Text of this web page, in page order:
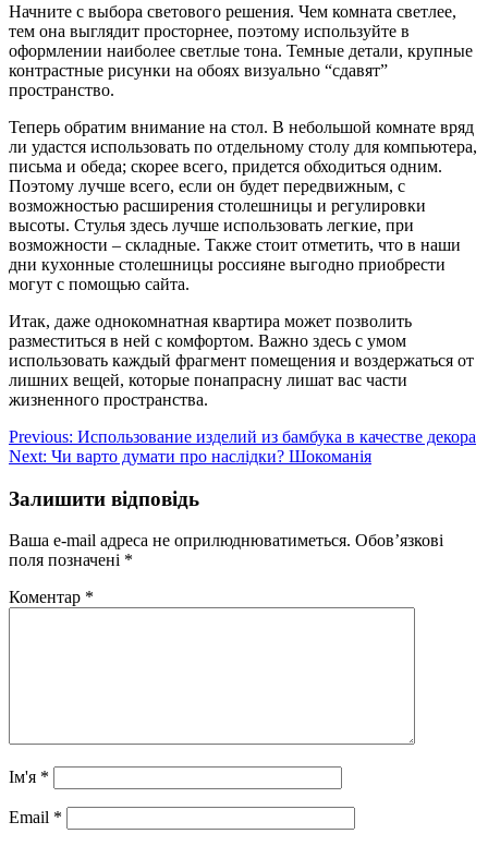
Начните с выбора светового решения. Чем комната светлее,
тем она выглядит просторнее, поэтому используйте в
оформлении наиболее светлые тона. Темные детали, крупные
контрастные рисунки на обоях визуально “сдавят”
пространство.
Теперь обратим внимание на стол. В небольшой комнате вряд
ли удастся использовать по отдельному столу для компьютера,
письма и обеда; скорее всего, придется обходиться одним.
Поэтому лучше всего, если он будет передвижным, с
возможностью расширения столешницы и регулировки
высоты. Стулья здесь лучше использовать легкие, при
возможности – складные. Также стоит отметить, что в наши
дни кухонные столешницы россияне выгодно приобрести
могут с помощью сайта.
Итак, даже однокомнатная квартира может позволить
разместиться в ней с комфортом. Важно здесь с умом
использовать каждый фрагмент помещения и воздержаться от
лишних вещей, которые понапрасну лишат вас части
жизненного пространства.
Навігація
записів
Previous: Использование изделий из бамбука в качестве декора
Next: Чи варто думати про наслідки? Шокоманія
Залишити відповідь
Ваша e-mail адреса не оприлюднюватиметься. Обов’язкові
поля позначені *
Коментар *
Ім'я *
Email *